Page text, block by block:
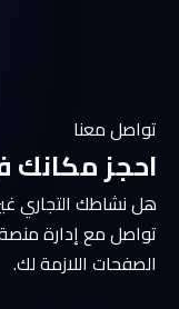
تواصل معنا
احجز مكانك
هل نشاطك التجاري
تواصل مع إدارة
الصفحات اللازمة لك.